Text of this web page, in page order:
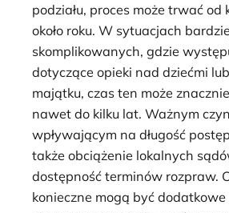
podziału, proces może trwać od
około roku. W sytuacjach
skomplikowanych, gdzie
dotyczące opieki nad dziećmi
majątku, czas ten może
nawet do kilku lat. Ważnym
wpływającym na długość
także obciążenie lokalnych
dostępność terminów rozpraw.
konieczne mogą być